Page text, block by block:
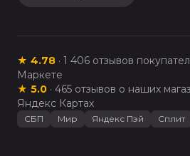
★ 4.78 · 1 406 отзывов
Маркете
★ 5.0 · 465 отзывов о наших
Яндекс Картах
СБП Мир Яндекс Пэй Сплит